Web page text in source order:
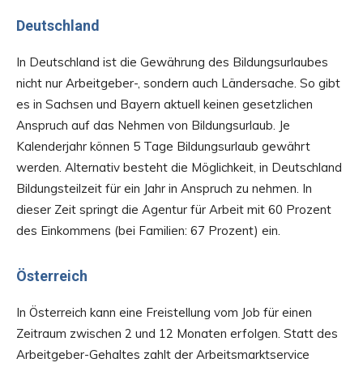
Deutschland
In Deutschland ist die Gewährung des Bildungsurlaubes
nicht nur Arbeitgeber-, sondern auch Ländersache. So gibt
es in Sachsen und Bayern aktuell keinen gesetzlichen
Anspruch auf das Nehmen von Bildungsurlaub. Je
Kalenderjahr können 5 Tage Bildungsurlaub gewährt
werden. Alternativ besteht die Möglichkeit, in Deutschland
Bildungsteilzeit für ein Jahr in Anspruch zu nehmen. In
dieser Zeit springt die Agentur für Arbeit mit 60 Prozent
des Einkommens (bei Familien: 67 Prozent) ein.
Österreich
In Österreich kann eine Freistellung vom Job für einen
Zeitraum zwischen 2 und 12 Monaten erfolgen. Statt des
Arbeitgeber-Gehaltes zahlt der Arbeitsmarktservice